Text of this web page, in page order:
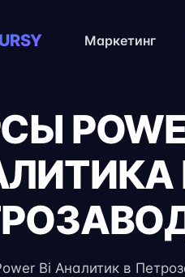
Маркетинг
Bi Аналитик в